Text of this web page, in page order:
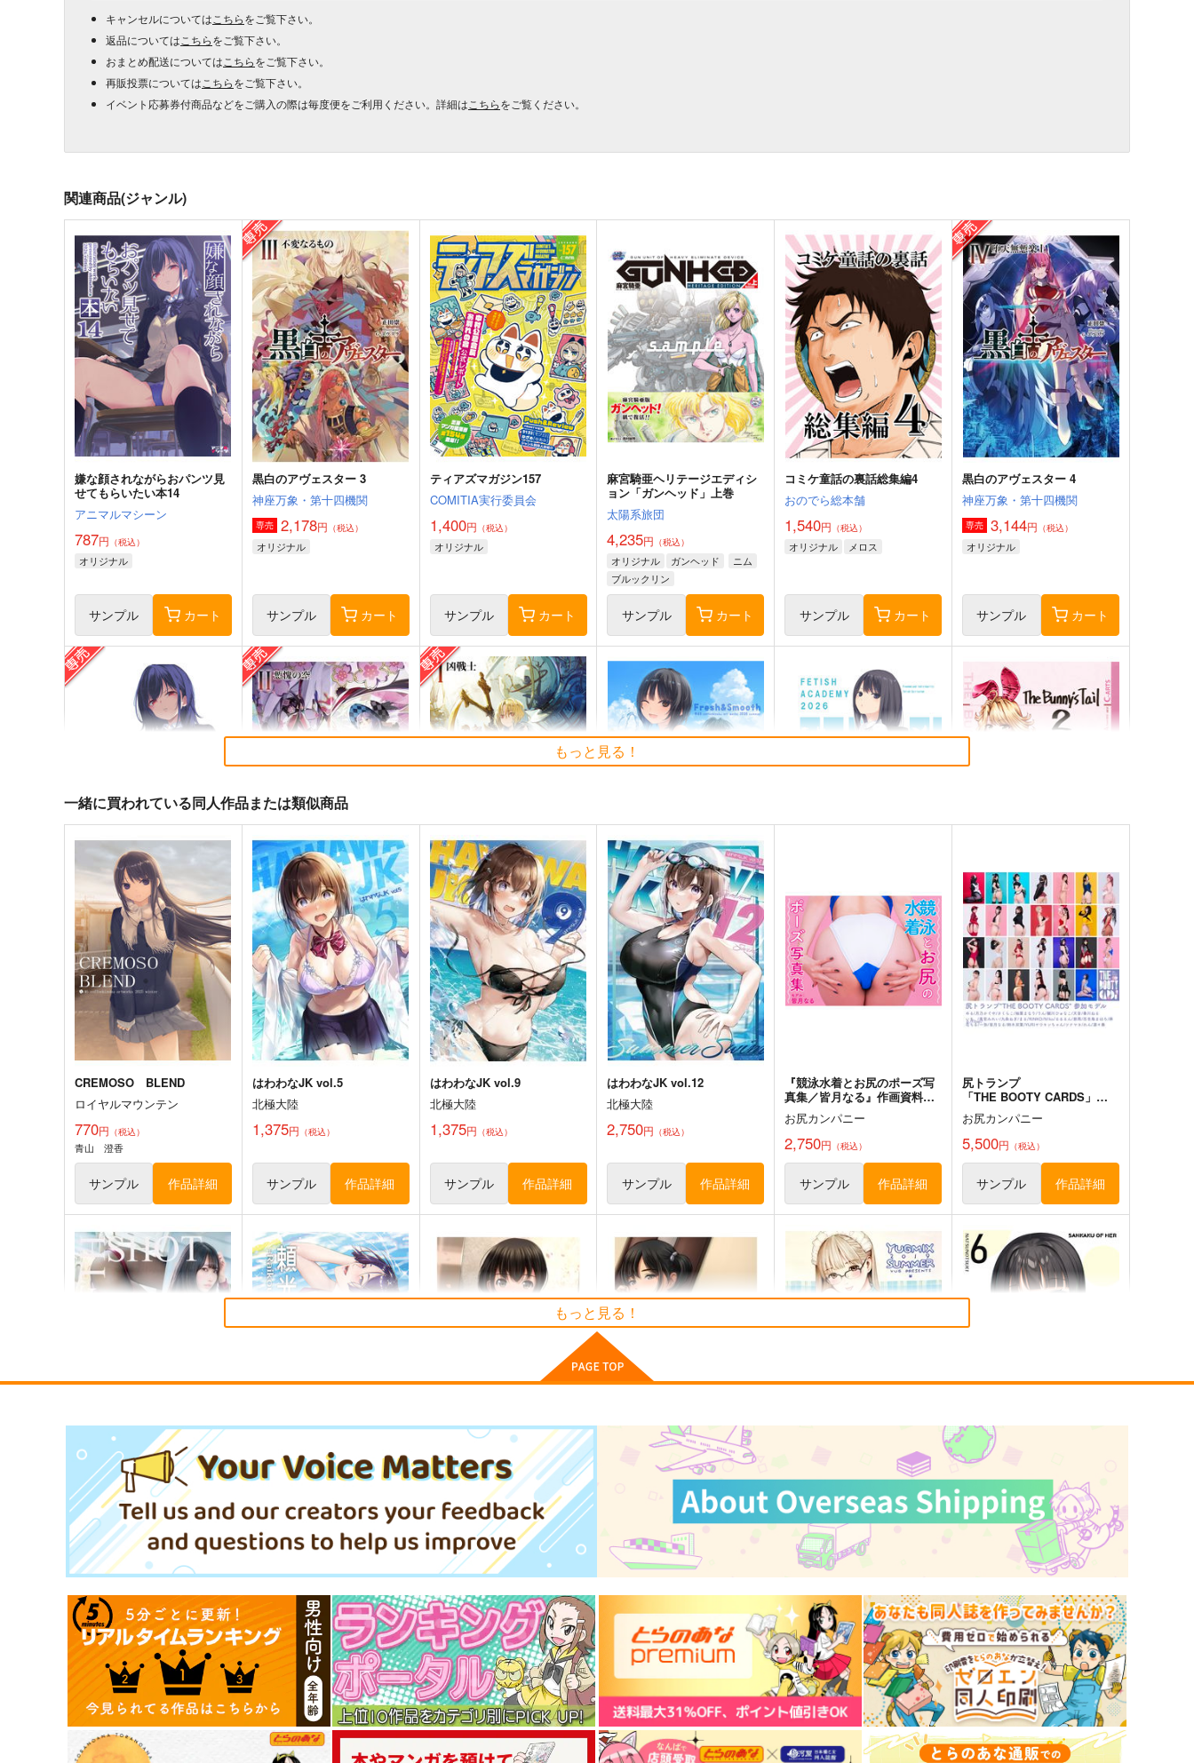
キャンセルについては こちらをご覧下さい。
返品については こちらをご覧下さい。
おまとめ配送については こちらをご覧下さい。
再販投票については こちらをご覧下さい。
イベント応募券付商品などをご購入の際は毎度便をご利用ください。詳細は こちらをご覧ください。
関連商品(ジャンル)
嫌な顔されながらおパンツ見
せてもらいたい本14
アニマルマシーン
787円 （税込）
オリジナル
サンプル カート
黒白のアヴェスター 3
神座万象・第十四機関
専売 2,178円 （税込）
オリジナル
サンプル カート
ティアズマガジン157
COMITIA実行委員会
1,400円 （税込）
オリジナル
サンプル カート
麻宮騎亜ヘリテージエディシ
ョン「ガンヘッド」上巻
太陽系旅団
4,235円 （税込）
オリジナル ガンヘッド
ニム
ブルックリン
サンプル カート
コミケ童話の裏話総集編4
おのでら総本舗
1,540円 （税込）
オリジナル メロス
サンプル カート
黒白のアヴェスター 4
神座万象・第十四機関
専売 3,144円 （税込）
オリジナル
サンプル カート
≪C108作品セット≫B2タペス
トリー【サークル：アニマル
マシーン】
アニマルマシーン
専売 2,750円（税込）
オリジナル
サンプル カート
黒白のアヴェスター 2
神座万象・第十四機関
専売 2,178円（税込）
オリジナル
サンプル カート
黒白のアヴェスター 1
神座万象・第十四機関
専売 2,178 （税込）
オリジナル
サンプル カート
Fresh＆Smooth
ロイヤルマウンテン
770円（税込）
オリジナル
青山 澄香
白峰 莉花
メレ・レタナグア
サンプル カート
FETISH ACADEMY
ロイヤルマウンテン
770円 （税込）
オリジナル
青山 澄香
白峰 莉花
メレ・レタナグア
まぐ太ノート16冊
目 The Bunny's Tail 2
C-ARTS
1,430円（税込）
オリジナル
サンプル カート
662 （税込）
サンプル カート
ルボード】艶娘幻夢譚
4,400 （税込）
サンプル カート
今日の一枚 2026年 Vol.1
オリジナル
サンプル カート
愛知県JK制服目録 -令和
版- vol.1
初恋プチフレア
660 （税込）
サンプル カート
オリジナル オリジナル
サンプル
陰キャちゃん総長にされる番
外編
紫野原
KAMIZUKI SHIKI ART WORK
S -KIMI＊IRO-
かみしき
藤ちょこ「星の記憶と巡り合
う」絵師100人展 16 大阪
展 前売り券
産経新聞社
もっとみてみてチェック
5年目の放課後
児童性徴博覧会
保田塾
『競泳水着とお尻のポーズ写
真集／皆月なる』作画資料・
ポーズ集
お尻カンパニー
もっと見る！
一緒に買われている同人作品または類似商品
CREMOSO BLEND
ロイヤルマウンテン
770円 （税込）
青山 澄香
サンプル 作品詳細
はわわなJK vol.5
北極大陸
1,375円 （税込）
サンプル 作品詳細
はわわなJK vol.9
北極大陸
1,375円 （税込）
サンプル 作品詳細
はわわなJK vol.12
北極大陸
2,750円 （税込）
サンプル 作品詳細
『競泳水着とお尻のポーズ写
真集／皆月なる』作画資料・
ポーズ集
お尻カンパニー
2,750円 （税込）
サンプル 作品詳細
尻トランプ
「THE BOOTY CARDS」＋
冊子セット
お尻カンパニー
5,500円 （税込）
サンプル 作品詳細
【サイン入り】FIFTH SHOT
はなまる屋さん
3,144 円（税込）
サンプル 作品詳細
頼光
707 円（税込）
源頼光
サンプル 作品詳細
今日の一枚 2022年 Vol.1
WhitePlanter
660円 （税込）
サンプル 作品詳細
今日の一枚 2023年 Vol.2
（税込）
サンプル
YUGMIX 2019 SUMMER
YUGMMIX
770円（税込）
長谷みこと
サンプル
夏の月
785円（税込）
サンプル 作品詳細
もっと見る！